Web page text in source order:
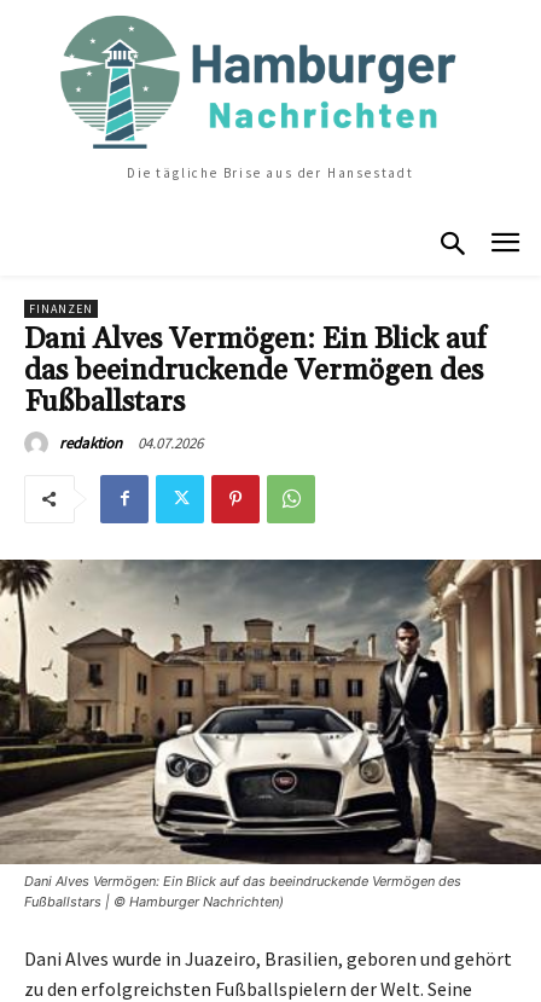
Die tägliche Brise aus der Hansestadt
FINANZEN
Dani Alves Vermögen: Ein Blick auf
das beeindruckende Vermögen des
Fußballstars
redaktion 04.07.2026
Dani Alves Vermögen: Ein Blick auf das beeindruckende Vermögen des
Fußballstars | © Hamburger Nachrichten)
Dani Alves wurde in Juazeiro, Brasilien, geboren und gehört
zu den erfolgreichsten Fußballspielern der Welt. Seine